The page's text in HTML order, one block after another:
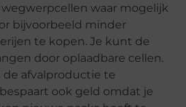
waar mogelijk
bijvoorbeeld minder
te kopen. Je kunt de
door oplaadbare cellen.
afvalproductie te
ook geld omdat je